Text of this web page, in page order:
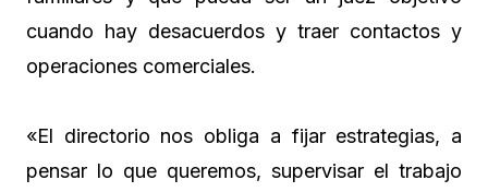
cuando hay desacuerdos y traer contactos y
operaciones comerciales.
«El directorio nos obliga a fijar estrategias, a
pensar lo que queremos, supervisar el trabajo